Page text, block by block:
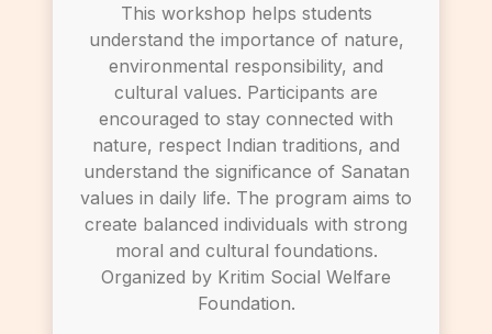
This workshop helps students
understand the importance of nature,
environmental responsibility, and
cultural values. Participants are
encouraged to stay connected with
nature, respect Indian traditions, and
understand the significance of Sanatan
values in daily life. The program aims to
create balanced individuals with strong
moral and cultural foundations.
Organized by Kritim Social Welfare
Foundation.